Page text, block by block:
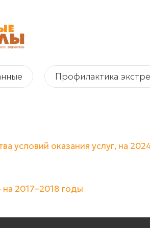
Профилактика
условий оказания услуг, на
2017–2018 годы